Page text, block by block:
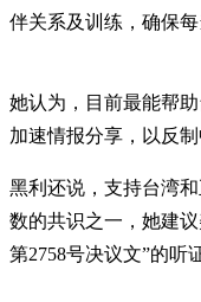
伴关系及训练，确保
她认为，目前最能帮
加速情报分享，以反
黑利还说，支持台湾
数的共识之一，她建
第2758号决议文”的听